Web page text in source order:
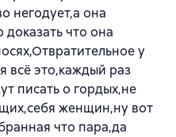
негодует,а она
что она
у
всё это,каждый раз
писать о гордых,не
женщин,ну вот
что пара,да